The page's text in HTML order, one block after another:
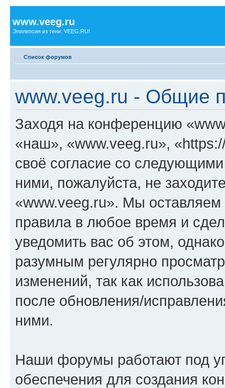
www.veeg.ru
Эпилепсия из тени. VEEG.RU!
Список форумов
www.veeg.ru - Общие
Заходя на конференцию
«наш», «www.veeg.ru»,
своё согласие со
ними, пожалуйста, не
«www.veeg.ru». Мы оставляем
правила в любое время и
уведомить вас об этом,
разумным регулярно
изменений, так как
после обновления/
ними.
Наши форумы работают под
обеспечения для создания